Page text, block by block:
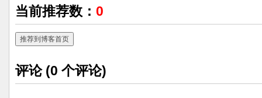
当前推荐数： 0
推荐到博客首页
评论 (0 个评论)